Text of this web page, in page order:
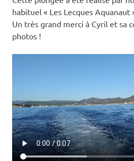
habituel « Les Lecques Aquanaut
Un très grand merci à Cyril et sa
photos !